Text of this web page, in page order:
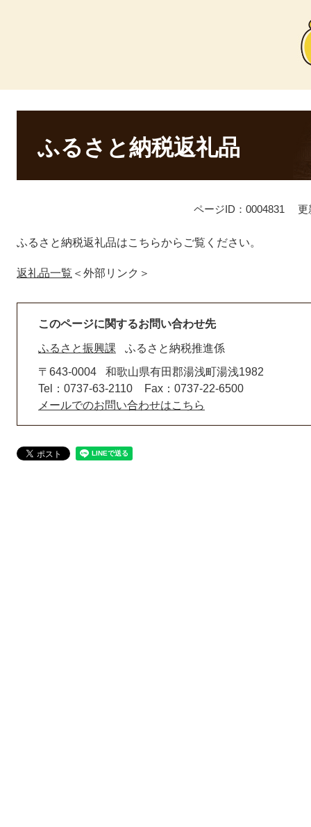
ふるさと納税返礼品
ページID：0004831 更
ふるさと納税返礼品はこちらからご覧ください。
返礼品一覧 ＜外部リンク＞
このページに関するお問い合わせ先
ふるさと振興課
ふるさと納税推進係
〒643-0004
和歌山県有田郡湯浅町湯浅1982
Tel：0737-63-2110
Fax：0737-22-6500
メールでのお問い合わせはこちら